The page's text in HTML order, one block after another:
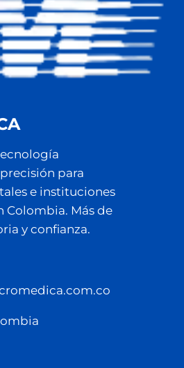
para
e instituciones
Colombia. Más de
y confianza.